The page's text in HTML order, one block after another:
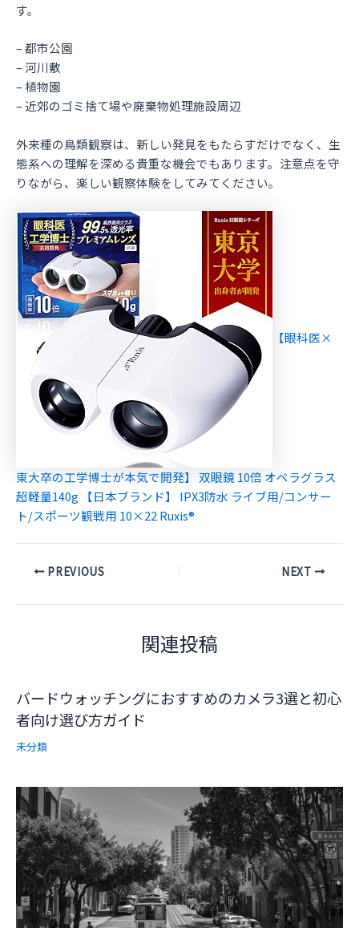
す。
– 都市公園
– 河川敷
– 植物園
– 近郊のゴミ捨て場や廃棄物処理施設周辺
外来種の鳥類観察は、新しい発見をもたらすだけでなく、生
態系への理解を深める貴重な機会でもあります。注意点を守
りながら、楽しい観察体験をしてみてください。
【眼科医×
東大卒の工学博士が本気で開発】 双眼鏡 10倍 オペラグラス
超軽量140g 【日本ブランド】 IPX3防水 ライブ用/コンサー
ト/スポーツ観戦用 10×22 Ruxis®
PostPREVIOUS NEXT
関連投稿
バードウォッチングにおすすめのカメラ3選と初心
者向け選び方ガイド
未分類